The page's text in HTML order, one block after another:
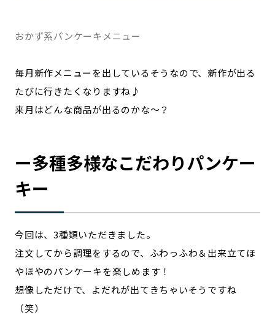
おかず系パンケーキメニュー
毎月新作メニューを出しているそうなので、新作が出る
たびに行きたくなりますね♪
来月はどんな商品が出るのかな〜？
ー多種多様なこだわりパンケー
キー
今回は、3種類いただきました。
注文してから調理をするので、ふわっふわ＆出来立てほ
やほやのパンケーキを楽しめます！
想像しただけで、よだれが出てきちゃいそうですね
（笑）